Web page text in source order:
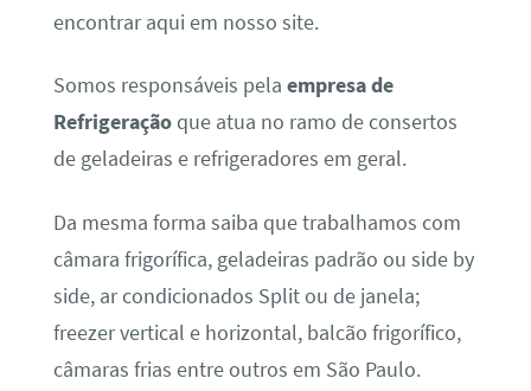
encontrar aqui em nosso site.
Somos responsáveis pela empresa de
Refrigeraçãoque atua no ramo de consertos
de geladeiras e refrigeradores em geral.
Da mesma forma saiba que trabalhamos com
câmara frigorífica, geladeiras padrão ou side by
side, ar condicionados Split ou de janela;
freezer vertical e horizontal, balcão frigorífico,
câmaras frias entre outros em São Paulo.